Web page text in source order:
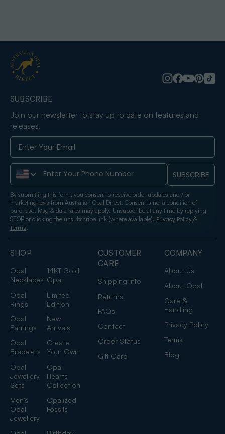
SHOP
Opal
Necklaces
14KT Gold
Opal
Opal
Rings
Limited
Edition
Opal
Earrings
New
Arrivals
Opal
Bracelets
Create
Your Own
Opal
Jewellery
Sets
Opal
Hearts
Collection
Men's
Opal
Jewellery
Opalized
Fossils
CUSTOMER
CARE
Shipping Info
Returns
FAQs
Contact
Order Status
Gift Card
COMPANY
About Us
About Opal
Care &
Handling
Privacy Policy
Terms
Blog
SUBSCRIBE
Join our newsletter to stay up to date on features and
releases.
Phone Number SUBSCRIBE
By submitting this form, you consent to receive order updates and / or
marketing texts from Australian Opal Direct. Consent is not a condition of
purchase. Msg & data rates may apply. Unsubscribe at any time by replying
STOP or clicking the unsubscribe link (where available). Privacy Policy &
Terms.